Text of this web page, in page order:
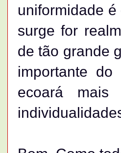
uniformidade
surge for
de tão grande
importante
ecoará